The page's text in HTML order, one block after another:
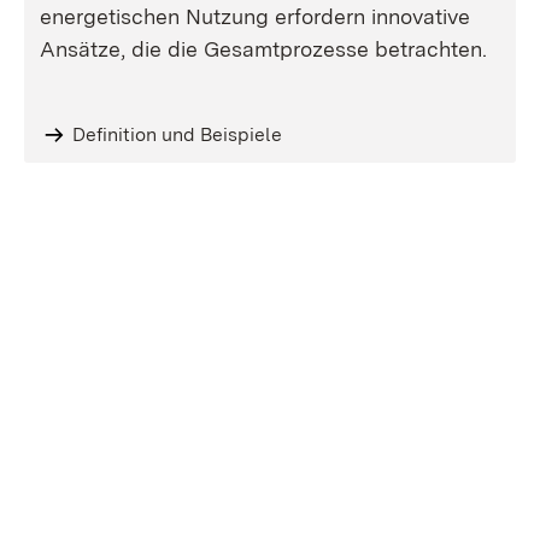
energetischen Nutzung erfordern innovative
Ansätze, die die Gesamtprozesse betrachten.
Definition und Beispiele